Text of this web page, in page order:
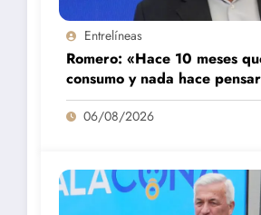
Entrelíneas
Romero: «Hace 10 meses
consumo y nada hace
vaya a repuntar»
06/08/2026